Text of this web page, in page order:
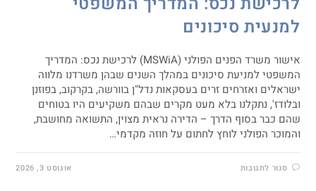
למנעית סיכונים
אישור משרד הפנים הפולני (MSWiA) לרכישת נכס: המדריך
המשפטי למניעת סיכונים במהלך השנים שבהן משרדנו מלווה
ישראלים ואזרחים זרים בעסקאות נדל"ן בוורשה, בקרקוב, בפוזנן
ובלודז', נתקלנו בלא מעט מקרים שבהם משקיעים היו בטוחים
שהם כבר בסוף הדרך – הדירה נראית מצוין, התשואה מחושבת,
והמוכר הפולני לוחץ לחתום על חוזה מקדמי…
סגור לתגובות אוגוסט 3, 2026